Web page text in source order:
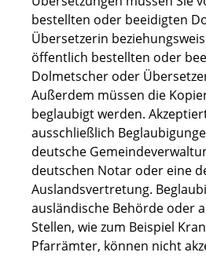
bestellten oder beeidigten
Übersetzerin
öffentlich bestellten oder
Dolmetscher oder
Außerdem müssen die
beglaubigt werden.
ausschließlich
deutsche
deutschen Notar oder eine
Auslandsvertretung.
ausländische Behörde oder
Stellen, wie zum Beispiel
Pfarrämter, können nicht